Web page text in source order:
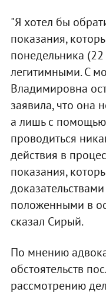
"Я хотел бы
показания,
понедельника
легитимными. С
Владимировна
заявила, что она
а лишь с помощью
проводиться
действия в
показания,
положенными в
сказал Сирый.
По мнению
обстоятельств
рассмотрению